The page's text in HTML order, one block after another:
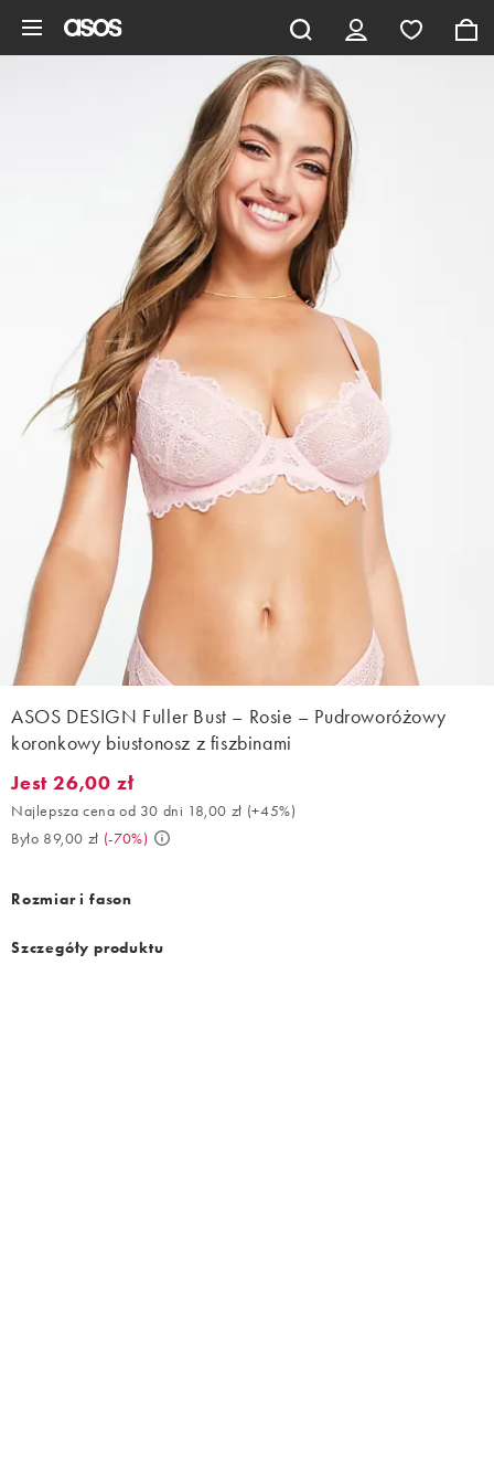
ASOS DESIGN Fuller Bust – Rosie – Pudroworóżowy
koronkowy biustonosz z fiszbinami
Jest 26,00 zł. Najlepsza cena od 30 dni 18,00 zł (+45%). Było
Jest 26,00 zł
Najlepsza cena od 30 dni 18,00 zł (+45%)
Było 89,00 zł (-70%)
Rozmiar i fason
Szczegóły produktu